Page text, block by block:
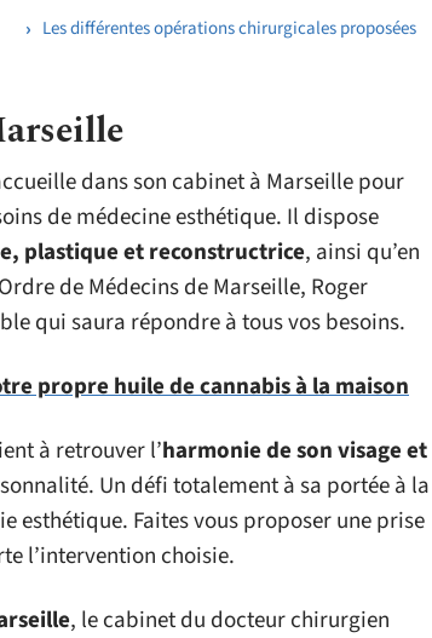
Les différentes opérations chirurgicales proposées
dans son cabinet à Marseille pour
de médecine esthétique. Il dispose
plastique et reconstructrice, ainsi qu’en
de Médecins de Marseille, Roger
qui saura répondre à tous vos besoins.
propre huile de cannabis à la maison
à retrouver l’harmonie de son visage et
Un défi totalement à sa portée à la
esthétique. Faites vous proposer une prise
l’intervention choisie.
, le cabinet du docteur chirurgien